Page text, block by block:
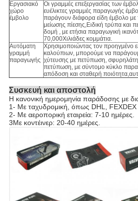
Εργασιακό
χώρο
έμβολο
Οι γραμμές επεξεργασίας των
ευέλικτες γραμμές παραγωγής
παράγουν διάφορα είδη έμβολο
μείωσης πίεσης,Ειδική τρύπα και
δομή , με ετήσια παραγωγική
70,000Χιλιάδες κομμάτια.
Αυτόματη
γραμμή
παραγωγής
Χρησιμοποιώντας τον προηγμένο
καλούπιων, μπορούμε να
χύτευσης με πετύπωση,
πετύπωση, με σύντομο κύκλο
απόδοση και σταθερή
Συσκευή και αποστολή
Η κανονική ημερομηνία παράδοσης με
1- Με ταχυδρομική, όπως DHL, FEXDEX
2- Με αεροπορική εταιρεία: 7-10 ημέρες.
3Με κοντέινερ: 20-40 ημέρες.